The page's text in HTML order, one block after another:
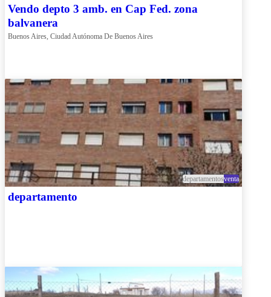
Vendo depto 3 amb. en Cap Fed. zona
balvanera
Buenos Aires, Ciudad Autónoma De Buenos Aires
departamentosventa
departamento